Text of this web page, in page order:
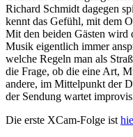
Richard Schmidt dagegen
kennt das Gefühl, mit dem
Mit den beiden Gästen wird
Musik eigentlich immer
welche Regeln man als
die Frage, ob die eine Art,
andere, im Mittelpunkt der
der Sendung wartet
Die erste XCam-Folge ist